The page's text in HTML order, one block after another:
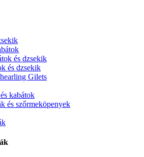
és dzsekik
és dzsekik
Gilets
kabátok
és szőrmeköpenyek